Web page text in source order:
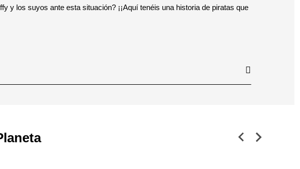
y los suyos ante esta situación? ¡¡Aquí tenéis una historia de piratas que